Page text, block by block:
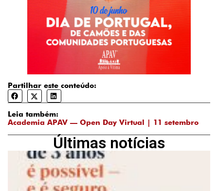
Partilhar este conteúdo:
Leia também:
Academia APAV — Open Day Virtual | 11 setembro
Últimas notícias